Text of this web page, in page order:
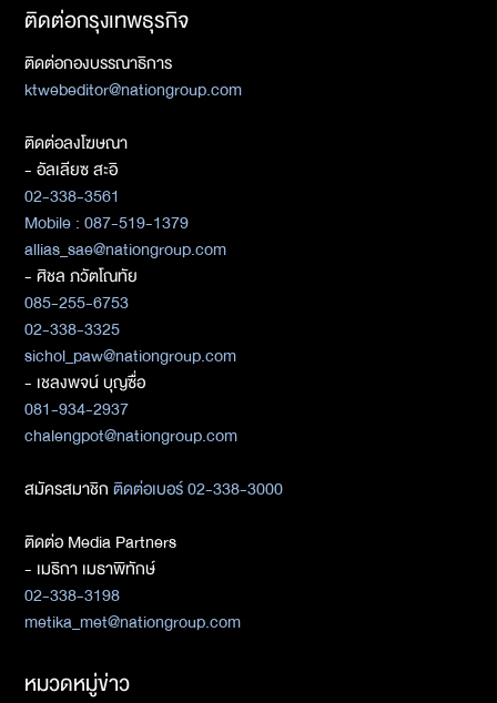
ติดต่อกรุงเทพธุรกิจ
ติดต่อกองบรรณาธิการ
ktwebeditor@nationgroup.com
ติดต่อลงโฆษณา
- อัลเลียซ สะอิ
02-338-3561
Mobile : 087-519-1379
allias_sae@nationgroup.com
- ศิชล ภวัตโณทัย
085-255-6753
02-338-3325
sichol_paw@nationgroup.com
- เชลงพจน์ บุญซื่อ
081-934-2937
chalengpot@nationgroup.com
สมัครสมาชิกติดต่อเบอร์ 02-338-3000
ติดต่อ Media Partners
- เมธิกา เมธาพิทักษ์
02-338-3198
metika_met@nationgroup.com
หมวดหมู่ข่าว